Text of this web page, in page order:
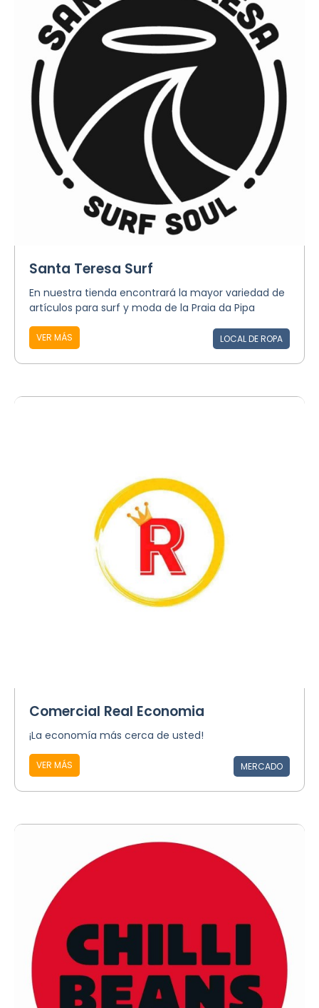
Santa Teresa Surf
En nuestra tienda encontrará la mayor variedad de
artículos para surf y moda de la Praia da Pipa
VER MÁS LOCAL DE ROPA
Comercial Real Economia
¡La economía más cerca de usted!
VER MÁS MERCADO